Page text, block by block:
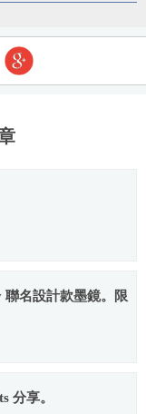
名設計款墨鏡。限
分享。